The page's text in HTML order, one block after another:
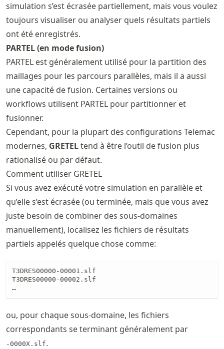
simulation s’est écrasée partiellement, mais vous voulez
toujours visualiser ou analyser quels résultats partiels
ont été enregistrés.
PARTEL (en mode fusion)
PARTEL est généralement utilisé pour la partition des
maillages pour les parcours parallèles, mais il a aussi
une capacité de fusion. Certaines versions ou
workflows utilisent PARTEL pour partitionner et
fusionner.
Cependant, pour la plupart des configurations Telemac
modernes, GRETELtend à être l’outil de fusion plus
rationalisé ou par défaut.
Comment utiliser GRETEL
Si vous avez exécuté votre simulation en parallèle et
qu’elle s’est écrasée (ou terminée, mais que vous avez
juste besoin de combiner des sous-domaines
manuellement), localisez les fichiers de résultats
partiels appelés quelque chose comme:
T3DRES00000-00001.slf
T3DRES00000-00002.slf
…
ou, pour chaque sous-domaine, les fichiers
correspondants se terminant généralement par
-0000X.slf.